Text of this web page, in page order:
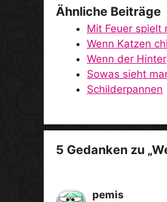
Ähnliche Beiträge
Mit Feuer spielt
Wenn Katzen
Wenn der
Sowas sieht
Schilderpannen
5 Gedanken zu
pemis